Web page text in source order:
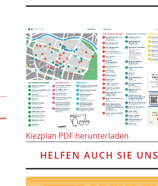
Kiezplan PDF herunterladen
HELFEN AUCH SIE UNS